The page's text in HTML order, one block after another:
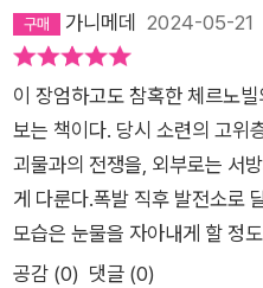
자로의 방사능 누출을 묵인하
이후 정부의 대처가 피해를 확
일관적인 흐름으로 보여준다.
로 일어났지만, 사고의 규모를
과 원자력 산업의 결함의 상호작용이었다. 아무
사람들의 비극, 그리고 참사를
의 영웅들 “그날은 주말이었고, 어린이 식당에는 아이스크림을
먹는 부모와 아이들로 가득했고
가니메데 2024-05-21
이 장엄하고도 참혹한 체르노
보는 책이다. 당시 소련의 고위
괴물과의 전쟁을, 외부로는 서
게 다룬다.폭발 직후 발전소로
모습은 눈물을 자아내게 할 정
공감 (0) 댓글 (0)